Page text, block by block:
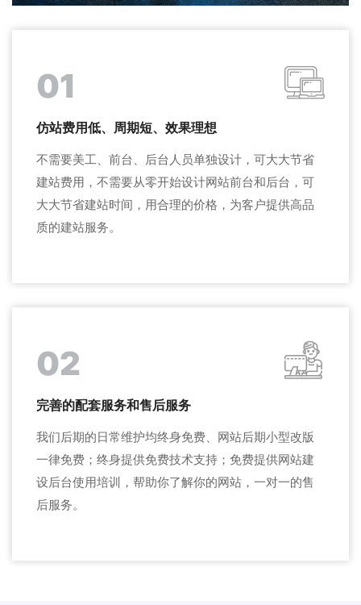
01
仿站费用低、周期短、效果理想
不需要美工、前台、后台人员单独设计，可大大节省
建站费用，不需要从零开始设计网站前台和后台，可
大大节省建站时间，用合理的价格，为客户提供高品
质的建站服务。
02
完善的配套服务和售后服务
我们后期的日常维护均终身免费、网站后期小型改版
一律免费；终身提供免费技术支持；免费提供网站建
设后台使用培训，帮助你了解你的网站，一对一的售
后服务。